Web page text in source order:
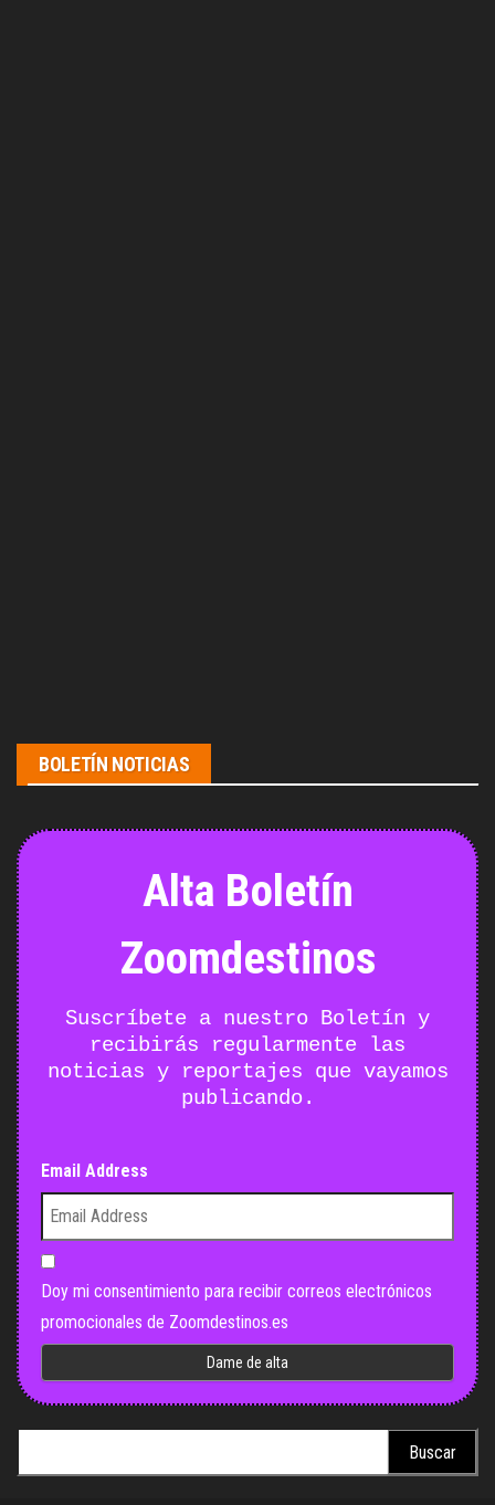
BOLETÍN NOTICIAS
Alta Boletín
Zoomdestinos
Suscríbete a nuestro Boletín y
recibirás regularmente las
noticias y reportajes que vayamos
publicando.
Email Address
Doy mi consentimiento para recibir correos electrónicos
promocionales de Zoomdestinos.es